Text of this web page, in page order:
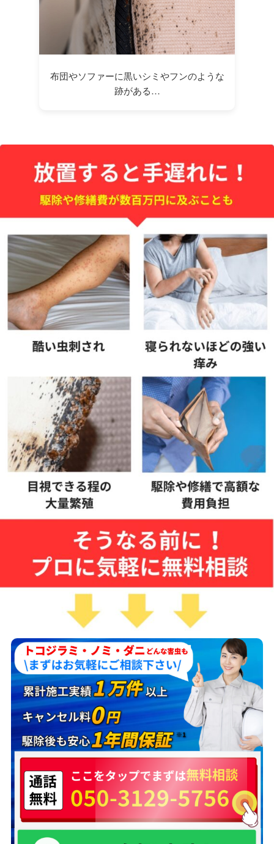
布団やソファーに黒いシミやフンのような
跡がある…